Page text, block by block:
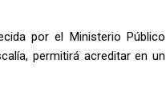
por el Ministerio Público
permitirá acreditar en un